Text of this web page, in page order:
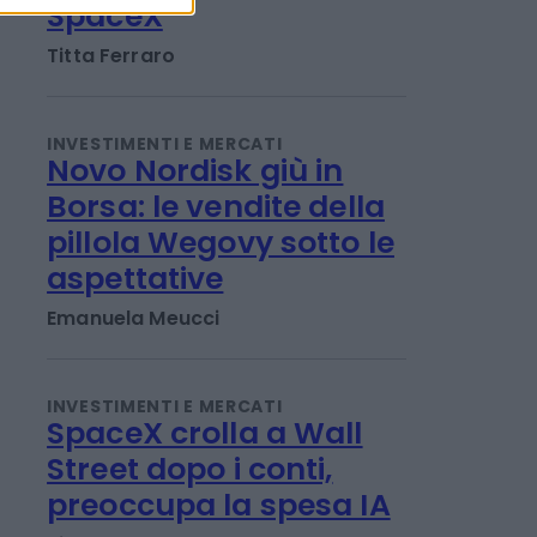
Musk piange, Huang
ride. Ecco perché
Titta Ferraro
INVESTIMENTI E MERCATI
Novo Nordisk giù in
Borsa: le vendite della
Emanuela Meucci
INVESTIMENTI E MERCATI